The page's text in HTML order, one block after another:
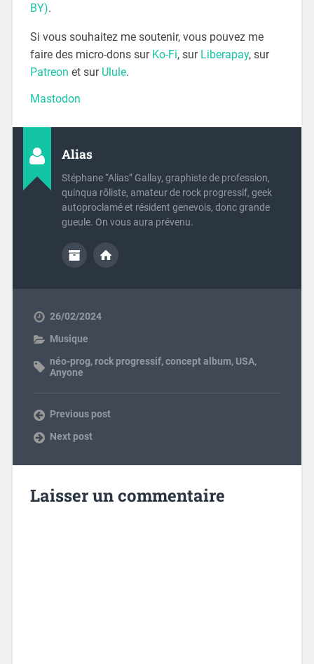
BY).
Si vous souhaitez me soutenir, vous pouvez me
faire des micro-dons sur Ko-Fi, sur Liberapay, sur
Patreon et sur Ulule.
Mastodon
Alias
Stéphane “Alias” Gallay, graphiste de profession,
quinqua rôliste, amateur de rock progressif, geek
autoproclamé et résident genevois, donc grande
gueule. On vous aura prévenu.
26/02/2024
Musique
néo-prog, rock progressif,concept album, USA,
Anyone
Previous post
Next post
Laisser un commentaire